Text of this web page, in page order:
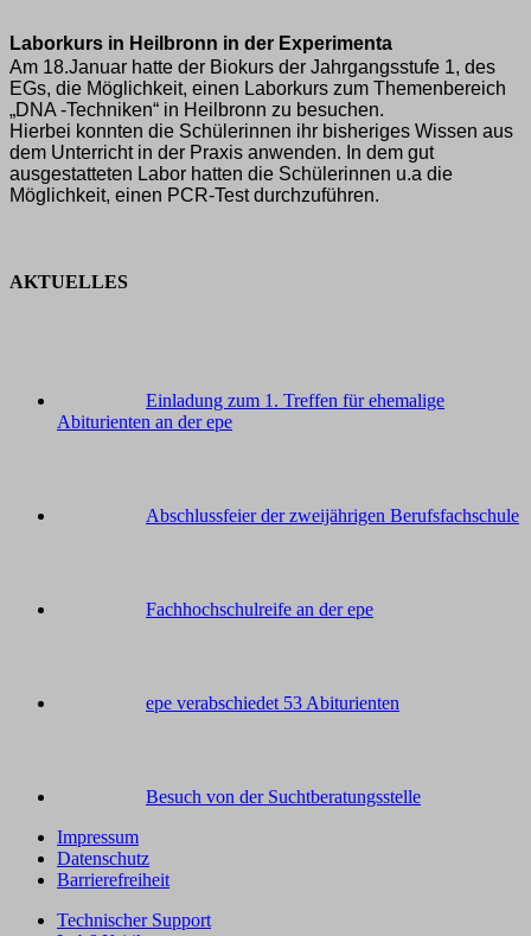
Laborkurs in Heilbronn in der Experimenta
Am 18.Januar hatte der Biokurs der Jahrgangsstufe 1, des
EGs, die Möglichkeit, einen Laborkurs zum Themenbereich
„DNA -Techniken“ in Heilbronn zu besuchen.
Hierbei konnten die Schülerinnen ihr bisheriges Wissen aus
dem Unterricht in der Praxis anwenden. In dem gut
ausgestatteten Labor hatten die Schülerinnen u.a die
Möglichkeit, einen PCR-Test durchzuführen.
AKTUELLES
Einladung zum 1. Treffen für ehemalige
Abiturienten an der epe
Abschlussfeier der zweijährigen Berufsfachschule
Fachhochschulreife an der epe
epe verabschiedet 53 Abiturienten
Besuch von der Suchtberatungsstelle
Impressum
Datenschutz
Barrierefreiheit
Technischer Support